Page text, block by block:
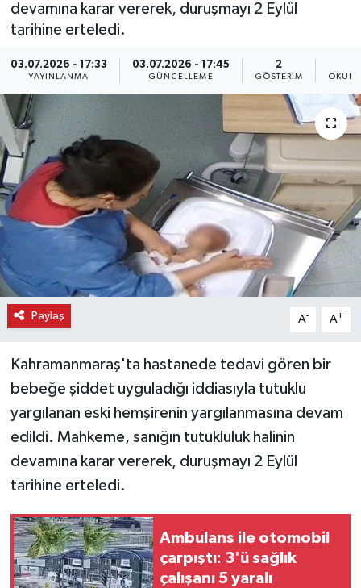
devamına karar vererek, duruşmayı 2 Eylül
tarihine erteledi.
03.07.2026 - 17:33
YAYINLANMA
03.07.2026 - 17:45
GÜNCELLEME
2
GÖSTERIM
Paylaş A- A+
Kahramanmaraş'ta hastanede tedavi gören bir
bebeğe şiddet uyguladığı iddiasıyla tutuklu
yargılanan eski hemşirenin yargılanmasına devam
edildi. Mahkeme, sanığın tutukluluk halinin
devamına karar vererek, duruşmayı 2 Eylül
tarihine erteledi.
Ambulans ile otomobil
çarpıştı: 3'ü sağlık
çalışanı 5 yaralı